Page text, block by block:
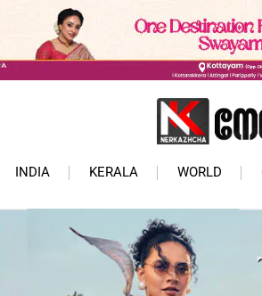
INDIA KERALA WORLD